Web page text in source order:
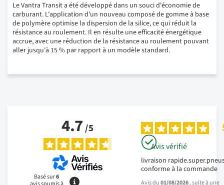
Le Vantra Transit a été développé dans un souci d'économie de
carburant. L'application d'un nouveau composé de gomme à base
de polymère optimise la dispersion de la silice, ce qui réduit la
résistance au roulement. Il en résulte une efficacité énergétique
accrue, avec une réduction de la résistance au roulement pouvant
aller jusqu'à 15 % par rapport à un modèle standard.
4.7/5
Basé sur6
Avis vérifié
livraison
conforme à la commande
Avis du01/08/2026, suite à une